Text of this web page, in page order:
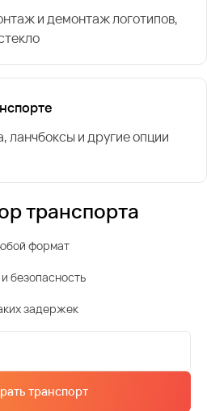
и демонтаж логотипов,
ланчбоксы и другие опции
транспорта
формат
безопасность
задержек
транспорт